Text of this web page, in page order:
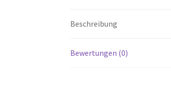
Beschreibung
Bewertungen (0)